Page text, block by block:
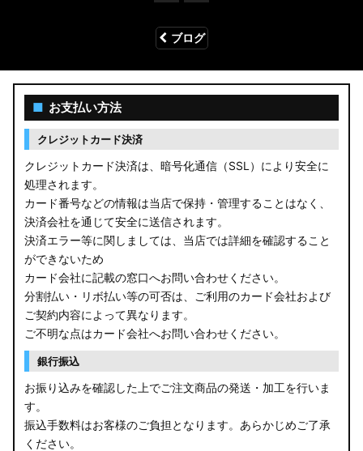
ブログ
■ お支払い方法
クレジットカード決済
クレジットカード決済は、暗号化通信（SSL）により安全に
処理されます。
カード番号などの情報は当店で保持・管理することはなく、
決済会社を通じて安全に送信されます。
決済エラー等に関しましては、当店では詳細を確認すること
ができないため
カード会社に記載の窓口へお問い合わせください。
分割払い・リボ払い等の可否は、ご利用のカード会社および
ご契約内容によって異なります。
ご不明な点はカード会社へお問い合わせください。
銀行振込
お振り込みを確認した上でご注文商品の発送・加工を行いま
す。
振込手数料はお客様のご負担となります。あらかじめご了承
ください。